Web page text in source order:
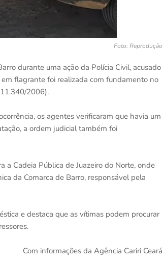
Foto: Reprodução
durante uma ação da Polícia Civil, acusado
flagrante foi realizada com fundamento no
2006).
os agentes verificaram que havia um
a ordem judicial também foi
Cadeia Pública de Juazeiro do Norte, onde
da Comarca de Barro, responsável pela
e destaca que as vítimas podem procurar
Com informações da Agência Cariri Ceará